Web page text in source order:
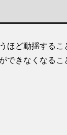
ほど動揺するこ
できなくなるこ